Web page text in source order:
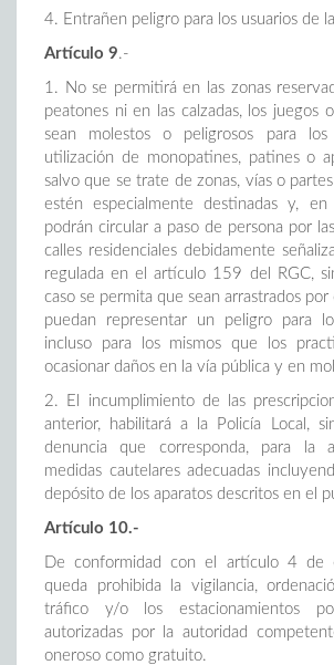
4. Entrañen peligro para los usuarios de
Artículo 9.-
1. No se permitirá en las zonas
peatones ni en las calzadas, los juegos
sean molestos o peligrosos para
utilización de monopatines, patines o
salvo que se trate de zonas, vías o
estén especialmente destinadas y,
podrán circular a paso de persona por
calles residenciales debidamente
regulada en el artículo 159 del RGC,
caso se permita que sean arrastrados
puedan representar un peligro para
incluso para los mismos que los
ocasionar daños en la vía pública y en
2. El incumplimiento de las
anterior, habilitará a la Policía Local,
denuncia que corresponda, para la
medidas cautelares adecuadas
depósito de los aparatos descritos en el
Artículo 10.-
De conformidad con el artículo 4 de
queda prohibida la vigilancia,
tráfico y/o los estacionamientos
autorizadas por la autoridad
oneroso como gratuito.